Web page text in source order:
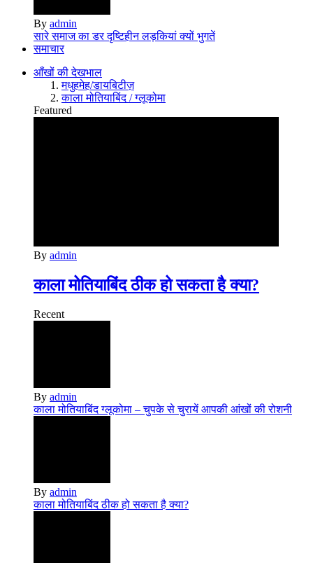
By admin
सारे समाज का डर दृष्टिहीन लड़कियां क्‍यों भुगतें
समाचार
आँखों की देखभाल
मधुहमेह/डायबिटीज़
काला मोतियाबिंद / ग्लूकोमा
Featured
By admin
काला मोतियाबिंद ठीक हो सकता है क्या?
Recent
By admin
काला मोतियाबिंद ग्‍लूकोमा – चुपके से चुरायें आपकी आंखों की रोशनी
By admin
काला मोतियाबिंद ठीक हो सकता है क्या?